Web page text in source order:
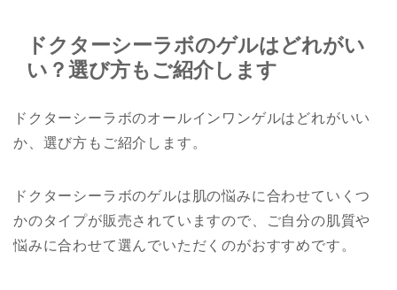
ドクターシーラボのゲルはどれがい
い？選び方もご紹介します
ドクターシーラボのオールインワンゲルはどれがいい
か、選び方もご紹介します。
ドクターシーラボのゲルは肌の悩みに合わせていくつ
かのタイプが販売されていますので、ご自分の肌質や
悩みに合わせて選んでいただくのがおすすめです。